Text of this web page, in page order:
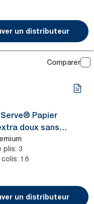
un distributeur
Comparer
Papier
doux sans
T7
plis: 3
: 18
un distributeur